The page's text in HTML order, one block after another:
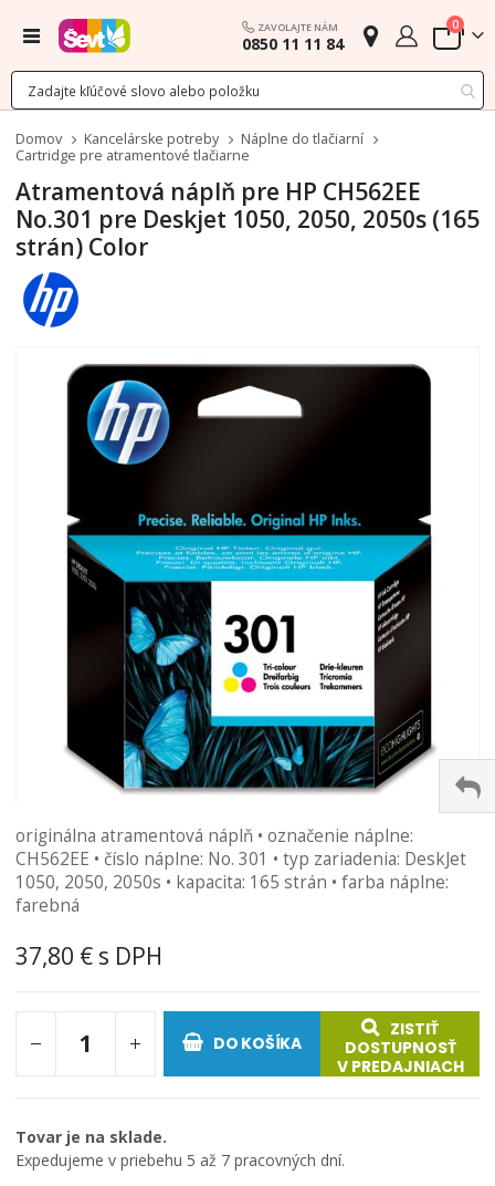
Menu ZAVOLAJTE NÁM
0850 11 11 84 Cart
0
Domov Kancelárske potreby
Náplne do tlačiarní
Cartridge pre atramentové tlačiarne
Atramentová náplň pre HP CH562EE
No.301 pre Deskjet 1050, 2050, 2050s (165
strán) Color
na
začiatok
galérie
obrázkov
originálna atramentová náplň • označenie náplne:
CH562EE • číslo náplne: No. 301 • typ zariadenia: DeskJet
1050, 2050, 2050s • kapacita: 165 strán • farba náplne:
farebná
37,80 €
DO KOŠÍKA
ZISTIŤ
DOSTUPNOSŤ
V PREDAJNIACH
Tovar je na sklade.
Expedujeme v priebehu 5 až 7 pracovných dní.